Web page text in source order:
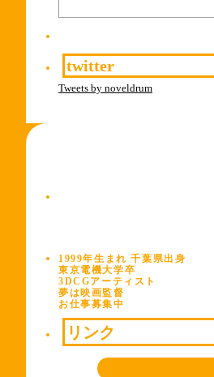
twitter
Tweets by noveldrum
1999年生まれ 千葉県出身
東京電機大学卒
3DCGアーティスト
夢は映画監督
お仕事募集中
リンク